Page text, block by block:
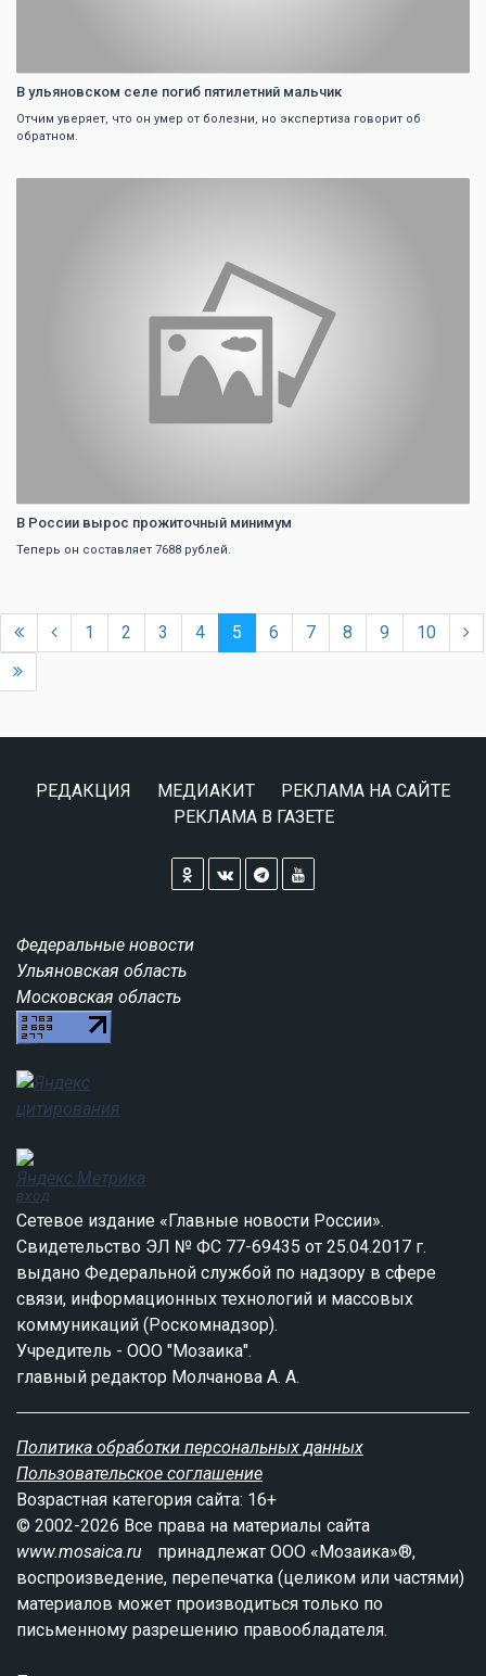
В ульяновском селе погиб пятилетний мальчик
Отчим уверяет, что он умер от болезни, но экспертиза говорит об
обратном.
В России вырос прожиточный минимум
Теперь он составляет 7688 рублей.
1 2 3 4 5 6 7 8 9 10
РЕДАКЦИЯ МЕДИАКИТ
РЕКЛАМА НА САЙТЕ
РЕКЛАМА В ГАЗЕТЕ
Федеральные новости
Ульяновская область
Московская область
вход
Сетевое издание «Главные новости России».
Свидетельство ЭЛ № ФС 77-69435 от 25.04.2017 г.
выдано Федеральной службой по надзору в сфере
связи, информационных технологий и массовых
коммуникаций (Роскомнадзор).
Учредитель - ООО "Мозаика".
главный редактор Молчанова А. А.
Политика обработки персональных данных
Пользовательское соглашение
Возрастная категория сайта: 16+
© 2002-2026 Все права на материалы сайта
www.mosaica.ru
принадлежат ООО «Мозаика»®,
воспроизведение, перепечатка (целиком или частями)
материалов может производиться только по
письменному разрешению правообладателя.